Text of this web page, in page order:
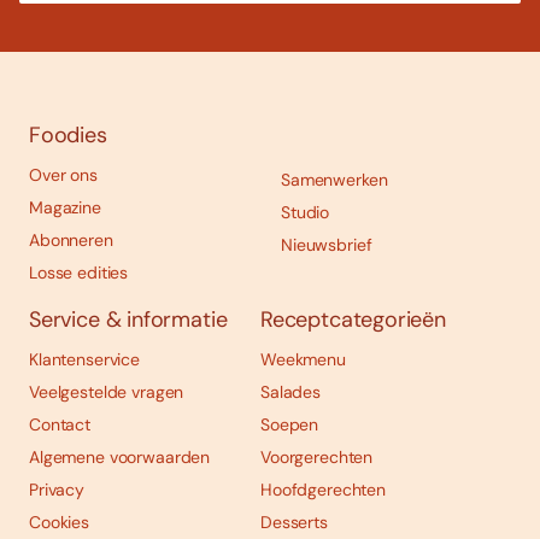
Foodies
Over ons
Magazine
Abonneren
Losse edities
Samenwerken
Studio
Nieuwsbrief
Service & informatie
Klantenservice
Veelgestelde vragen
Contact
Algemene voorwaarden
Privacy
Cookies
Receptcategorieën
Weekmenu
Salades
Soepen
Voorgerechten
Hoofdgerechten
Desserts